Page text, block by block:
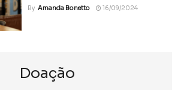
By Amanda Bonetto 16/09/2024
Doação